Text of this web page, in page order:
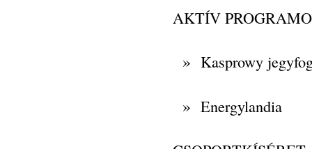
AKTÍV
» Kasprowy
» Energylandia